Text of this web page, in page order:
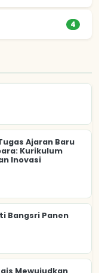
4
Ajaran Baru
Kurikulum
Inovasi
Bangsri Panen
Mewujudkan